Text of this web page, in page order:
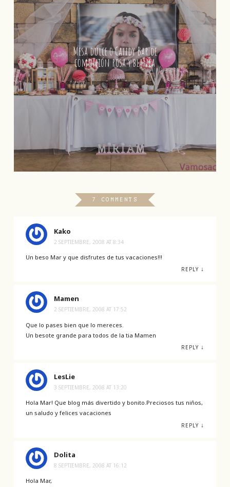
Mesa dulce o Candy Bar de
comunión rosa y blanca
7 COMMENTS
Kako
2 SEPTIEMBRE, 2008 AT 8:34
Un beso Mar y que disfrutes de tus vacaciones!!!
REPLY ↓
Mamen
2 SEPTIEMBRE, 2008 AT 17:52
Que lo pases bien que lo mereces.
Un besote grande para todos de la tia Mamen
REPLY ↓
LesLie
3 SEPTIEMBRE, 2008 AT 13:20
Hola Mar! Que blog más divertido y bonito.Preciosos tus niños,
un saludo y felices vacaciones
REPLY ↓
Dolita
8 SEPTIEMBRE, 2008 AT 16:12
Hola Mar,